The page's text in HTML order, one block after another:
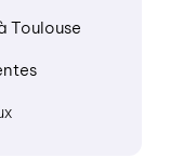
Toulouse